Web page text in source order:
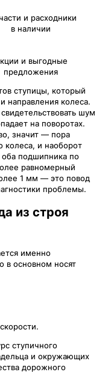
и расходники
в наличии
и выгодные
предложения
ступицы, который
направления колеса.
шум
на поворотах.
значит — пора
колеса, и наоборот
оба подшипника по
равномерный
1 мм — это повод
проблемы.
из строя
именно
в основном носят
ступичного
и окружающих
дорожного